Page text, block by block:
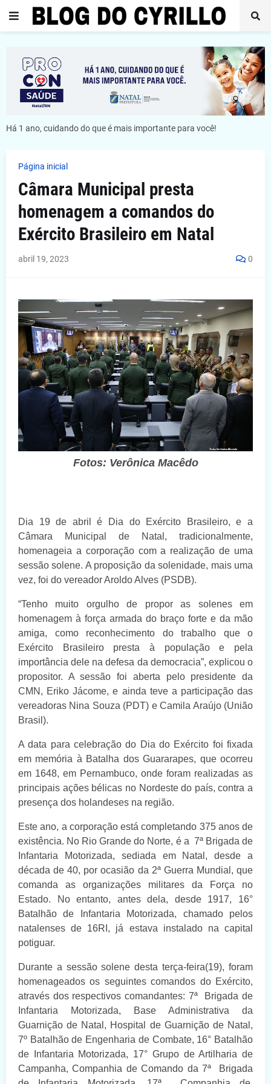
Há 1 ano, cuidando do que é mais importante para você!
Página inicial
Câmara Municipal presta
homenagem a comandos do
Exército Brasileiro em Natal
abril 19, 2023 0
Fotos: Verônica Macêdo
Dia 19 de abril é Dia do Exército Brasileiro, e a
Câmara Municipal de Natal, tradicionalmente,
homenageia a corporação com a realização de uma
sessão solene. A proposição da solenidade, mais uma
vez, foi do vereador Aroldo Alves (PSDB).
“Tenho muito orgulho de propor as solenes em
homenagem à força armada do braço forte e da mão
amiga, como reconhecimento do trabalho que o
Exército Brasileiro presta à população e pela
importância dele na defesa da democracia”, explicou o
propositor. A sessão foi aberta pelo presidente da
CMN, Eriko Jácome, e ainda teve a participação das
vereadoras Nina Souza (PDT) e Camila Araújo (União
Brasil).
A data para celebração do Dia do Exército foi fixada
em memória à Batalha dos Guararapes, que ocorreu
em 1648, em Pernambuco, onde foram realizadas as
principais ações bélicas no Nordeste do país, contra a
presença dos holandeses na região.
Este ano, a corporação está completando 375 anos de
existência. No Rio Grande do Norte, é a 7ª Brigada de
Infantaria Motorizada, sediada em Natal, desde a
década de 40, por ocasião da 2ª Guerra Mundial, que
comanda as organizações militares da Força no
Estado. No entanto, antes dela, desde 1917, 16°
Batalhão de Infantaria Motorizada, chamado pelos
natalenses de 16RI, já estava instalado na capital
potiguar.
Durante a sessão solene desta terça-feira(19), foram
homenageados os seguintes comandos do Exército,
através dos respectivos comandantes: 7ª Brigada de
Infantaria Motorizada, Base Administrativa da
Guarnição de Natal, Hospital de Guarnição de Natal,
7º Batalhão de Engenharia de Combate, 16° Batalhão
de Infantaria Motorizada, 17° Grupo de Artilharia de
Campanha, Companhia de Comando da 7ª Brigada